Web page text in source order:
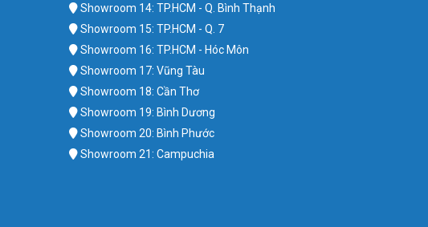
Showroom 14: TP.HCM - Q. Bình Thạnh
Showroom 15: TP.HCM - Q. 7
Showroom 16: TP.HCM - Hóc Môn
Showroom 17: Vũng Tàu
Showroom 18: Cần Thơ
Showroom 19: Bình Dương
Showroom 20: Bình Phước
Showroom 21: Campuchia